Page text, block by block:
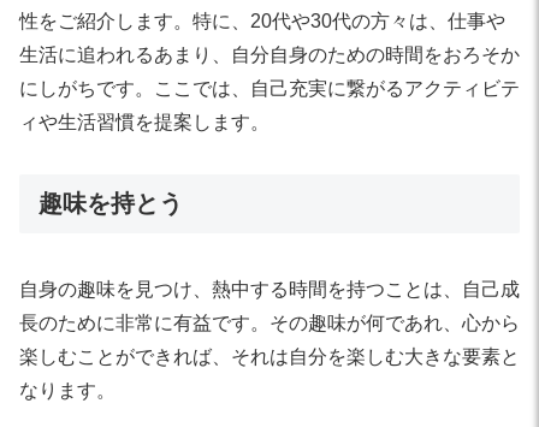
性をご紹介します。特に、20代や30代の方々は、仕事や
生活に追われるあまり、自分自身のための時間をおろそか
にしがちです。ここでは、自己充実に繋がるアクティビテ
ィや生活習慣を提案します。
趣味を持とう
自身の趣味を見つけ、熱中する時間を持つことは、自己成
長のために非常に有益です。その趣味が何であれ、心から
楽しむことができれば、それは自分を楽しむ大きな要素と
なります。